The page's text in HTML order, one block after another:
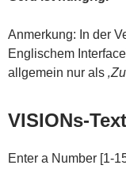
Anmerkung: In der
Englischem
allgemein nur als
VISIONs-
Enter a Number [1-